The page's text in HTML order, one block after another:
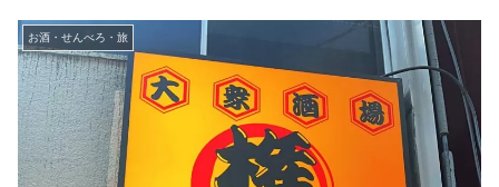
お酒・せんべろ・旅